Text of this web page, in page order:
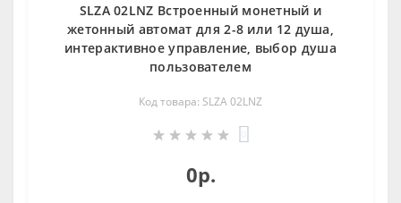
SLZA 02LNZ Встроенный монетный и
жетонный автомат для 2-8 или 12 душа,
интерактивное управление, выбор душа
пользователем
Код товара: SLZA 02LNZ
0р.